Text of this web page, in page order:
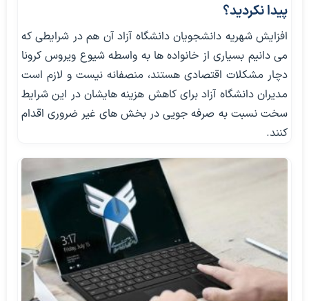
پیدا نکردید؟
افزایش شهریه دانشجویان دانشگاه آزاد آن هم در شرایطی که
می دانیم بسیاری از خانواده ها به واسطه شیوع ویروس کرونا
دچار مشکلات اقتصادی هستند، منصفانه نیست و لازم است
مدیران دانشگاه آزاد برای کاهش هزینه هایشان در این شرایط
سخت نسبت به صرفه جویی در بخش های غیر ضروری اقدام
کنند.